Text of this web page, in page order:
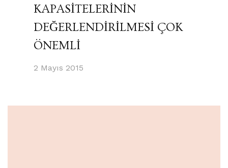
KAPASİTELERİNİN
DEĞERLENDİRİLMESİ ÇOK
ÖNEMLİ
2 Mayıs 2015